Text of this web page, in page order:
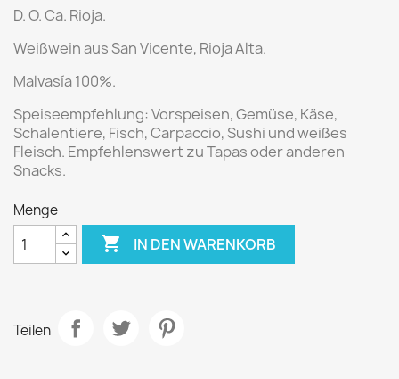
D. O. Ca. Rioja.
Weißwein ausSan Vicente, Rioja Alta.
Malvasía 100%.
Speiseempfehlung:Vorspeisen, Gemüse, Käse,
Schalentiere, Fisch, Carpaccio, Sushi und weißes
Fleisch. Empfehlenswert zu Tapas oder anderen
Snacks.
Menge
 IN DEN WARENKORB
Teilen